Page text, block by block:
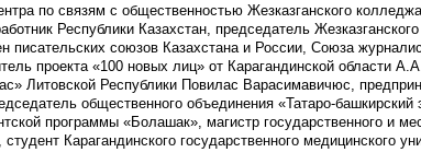
по связям с общественностью Жезказганского
Республики Казахстан, председатель
писательских союзов Казахстана и России, Союза
проекта «100 новых лиц» от Карагандинской области
Литовской Республики Повилас Варасимавичюс,
общественного объединения «Татаро-башкирский
программы «Болашак», магистр государственного и
Карагандинского государственного медицинского